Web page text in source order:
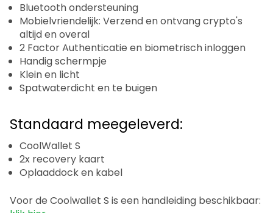
Bluetooth ondersteuning
Mobielvriendelijk: Verzend en ontvang crypto's
altijd en overal
2 Factor Authenticatie en biometrisch inloggen
Handig schermpje
Klein en licht
Spatwaterdicht en te buigen
Standaard meegeleverd:
CoolWallet S
2x recovery kaart
Oplaaddock en kabel
Voor de Coolwallet S is een handleiding beschikbaar: